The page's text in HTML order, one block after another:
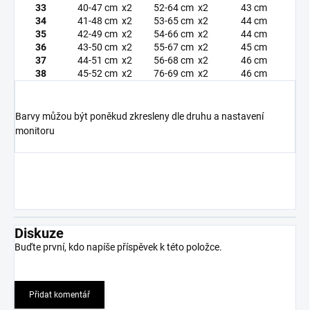
33
40-47 cm x2 52-64 cm x2
43 cm
34
41-48 cm x2 53-65 cm x2
44 cm
35
42-49 cm x2 54-66 cm x2
44 cm
36
43-50 cm x2 55-67 cm x2
45 cm
37
44-51 cm x2 56-68 cm x2
46 cm
38
45-52 cm x2 76-69 cm x2 46 cm
Barvy můžou být poněkud zkresleny dle druhu a nastavení
monitoru
Diskuze
Buďte první, kdo napíše příspěvek k této položce.
Přidat komentář